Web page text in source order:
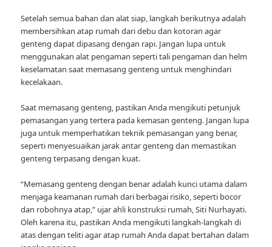
Setelah semua bahan dan alat siap, langkah berikutnya adalah
membersihkan atap rumah dari debu dan kotoran agar
genteng dapat dipasang dengan rapi. Jangan lupa untuk
menggunakan alat pengaman seperti tali pengaman dan helm
keselamatan saat memasang genteng untuk menghindari
kecelakaan.
Saat memasang genteng, pastikan Anda mengikuti petunjuk
pemasangan yang tertera pada kemasan genteng. Jangan lupa
juga untuk memperhatikan teknik pemasangan yang benar,
seperti menyesuaikan jarak antar genteng dan memastikan
genteng terpasang dengan kuat.
“Memasang genteng dengan benar adalah kunci utama dalam
menjaga keamanan rumah dari berbagai risiko, seperti bocor
dan robohnya atap,” ujar ahli konstruksi rumah, Siti Nurhayati.
Oleh karena itu, pastikan Anda mengikuti langkah-langkah di
atas dengan teliti agar atap rumah Anda dapat bertahan dalam